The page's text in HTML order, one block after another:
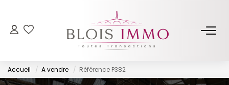
NOS BIENS
Acheter
Accueil A vendre Référence P382